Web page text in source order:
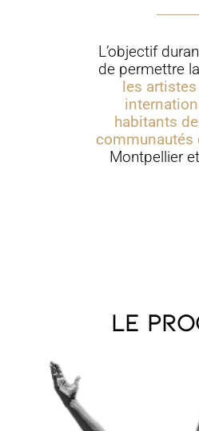
L’objectif
de permettre la
les
habitants
communautés
Montpellier
Le